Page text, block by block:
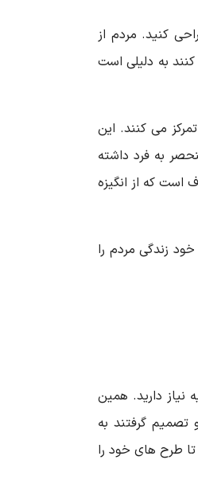
کنید. مردم از
به دلیلی است
می کنند. این
به فرد داشته
که از انگیزه
زندگی مردم را
نیاز دارید. همین
گرفتند به
طرح های خود را